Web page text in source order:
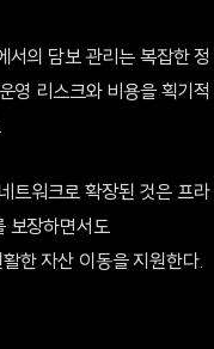
서의 담보 관리는 복잡한 정
영 리스크와 비용을 획기적
트워크로 확장된 것은 프라
보장하면서도
자산 이동을 지원한다.